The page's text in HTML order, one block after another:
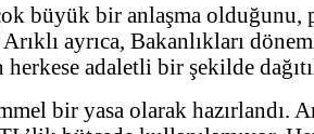
büyük bir anlaşma
ayrıca, Bakanlıkları
adaletli bir şekilde
bir yasa olarak